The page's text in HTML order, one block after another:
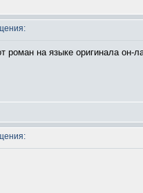
роман на языке оригинала он-